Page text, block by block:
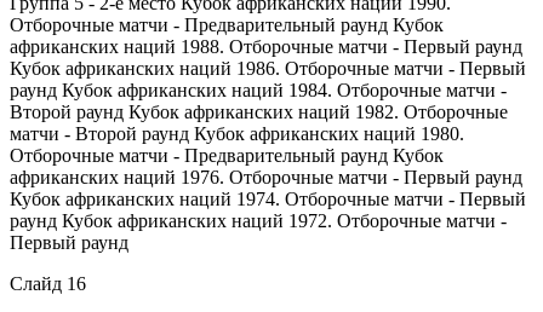
Отборочные матчи - Предварительный раунд Кубок
африканских наций 1988. Отборочные матчи - Первый раунд
Кубок африканских наций 1986. Отборочные матчи - Первый
раунд Кубок африканских наций 1984. Отборочные матчи -
Второй раунд Кубок африканских наций 1982. Отборочные
матчи - Второй раунд Кубок африканских наций 1980.
Отборочные матчи - Предварительный раунд Кубок
африканских наций 1976. Отборочные матчи - Первый раунд
Кубок африканских наций 1974. Отборочные матчи - Первый
раунд Кубок африканских наций 1972. Отборочные матчи -
Первый раунд
Слайд 16